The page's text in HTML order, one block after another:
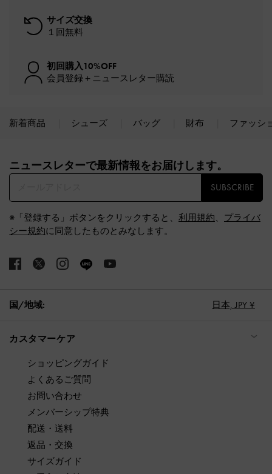
サイズ交換
１回無料
初回購入10%OFF
会員登録＋ニュースレター購読
新着商品 シューズ バッグ 財布 ファッシ
ニュースレターで最新情報をお届けします。​
SUBSCRIBE
※「登録する」ボタンをクリックすると、 利用規約、 プライバ
シー規約に同意したものとみなします。
国/地域: 日本, JPY ¥
カスタマーケア
ショッピングガイド
よくあるご質問
お問い合わせ
メンバーシップ特典
配送・送料
返品・交換
サイズガイド